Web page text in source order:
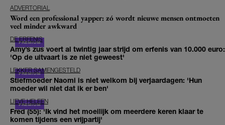
ADVERTORIAL
Word een professional yapper: zó wordt nieuwe mensen ontmoeten
veel minder awkward
DE ERFENIS
Amy’s zus voert al twintig jaar strijd om erfenis van 10.000 euro:
'Op de uitvaart is ze niet geweest'
LEKKER SAMENGESTELD
Stiefmoeder Naomi is niet welkom bij verjaardagen: 'Hun
moeder wil niet dat ik er ben'
LIEVE HELEEN
Fred (55): 'Ik vind het moeilijk om meerdere keren klaar te
komen tijdens een vrijpartij'